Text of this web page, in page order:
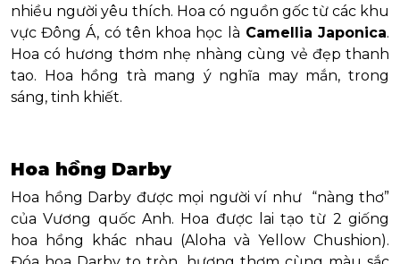
nhiều người yêu thích. Hoa có nguồn gốc từ các khu
vực Đông Á, có tên khoa học là Camellia Japonica.
Hoa có hương thơm nhẹ nhàng cùng vẻ đẹp thanh
tao. Hoa hồng trà mang ý nghĩa may mắn, trong
sáng, tinh khiết.
Hoa hồng Darby
Hoa hồng Darby được mọi người ví như “nàng thơ”
của Vương quốc Anh. Hoa được lai tạo từ 2 giống
hoa hồng khác nhau (Aloha và Yellow Chushion).